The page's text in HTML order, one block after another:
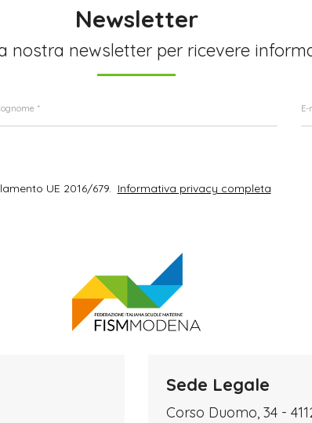
Newsletter
nostra newsletter per ricevere
UE 2016/679. Informativa privacy completa
Sede Legale
Corso Duomo, 34 -